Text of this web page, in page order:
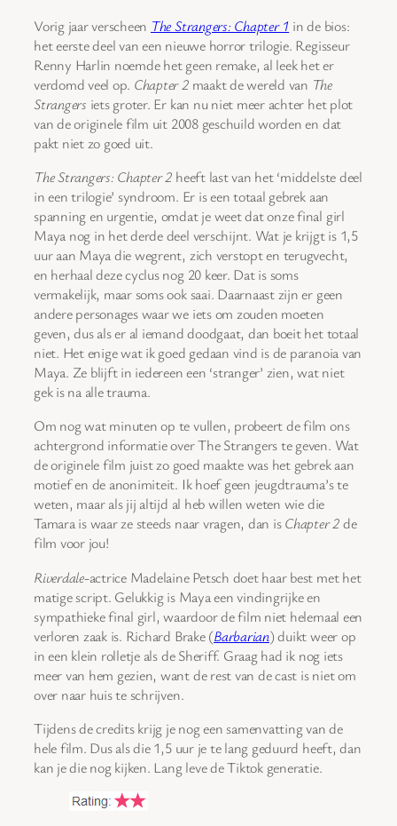
Vorig jaar verscheen The Strangers: Chapter 1 in de bios:
het eerste deel van een nieuwe horror trilogie. Regisseur
Renny Harlin noemde het geen remake, al leek het er
verdomd veel op. Chapter 2maakt de wereld van The
Strangers iets groter. Er kan nu niet meer achter het plot
van de originele film uit 2008 geschuild worden en dat
pakt niet zo goed uit.
The Strangers: Chapter 2 heeft last van het ‘middelste deel
in een trilogie’ syndroom. Er is een totaal gebrek aan
spanning en urgentie, omdat je weet dat onze final girl
Maya nog in het derde deel verschijnt. Wat je krijgt is 1,5
uur aan Maya die wegrent, zich verstopt en terugvecht,
en herhaal deze cyclus nog 20 keer. Dat is soms
vermakelijk, maar soms ook saai. Daarnaast zijn er geen
andere personages waar we iets om zouden moeten
geven, dus als er al iemand doodgaat, dan boeit het totaal
niet. Het enige wat ik goed gedaan vind is de paranoia van
Maya. Ze blijft in iedereen een ‘stranger’ zien, wat niet
gek is na alle trauma.
Om nog wat minuten op te vullen, probeert de film ons
achtergrond informatie over The Strangers te geven. Wat
de originele film juist zo goed maakte was het gebrek aan
motief en de anonimiteit. Ik hoef geen jeugdtrauma’s te
weten, maar als jij altijd al heb willen weten wie die
Tamara is waar ze steeds naar vragen, dan isChapter 2de
film voor jou!
Riverdale-actrice Madelaine Petsch doet haar best met het
matige script. Gelukkig is Maya een vindingrijke en
sympathieke final girl, waardoor de film niet helemaal een
verloren zaak is. Richard Brake (Barbarian) duikt weer op
in een klein rolletje als de Sheriff. Graag had ik nog iets
meer van hem gezien, want de rest van de cast is niet om
over naar huis te schrijven.
Tijdens de credits krijg je nog een samenvatting van de
hele film. Dus als die 1,5 uur je te lang geduurd heeft, dan
kan je die nog kijken. Lang leve de Tiktok generatie.